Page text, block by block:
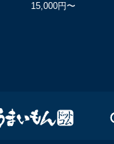
15,000円〜